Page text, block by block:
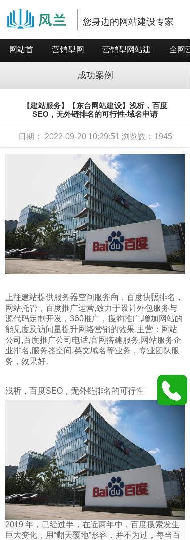
您身边的网站建设专家
网站首 营销型网 营销型网站建 全网
成功案例
【建站服务】【东台网站建设】浅析，百度
SEO，无外链排名的可行性-域名申请
日期： 2022-09-20 10:29:51 浏览数：1945
上往建站提供服务器空间服务商 ， 百度快照排名 ，
网站托管 ， 百度推广运营,致力于设计外包服务与
源代码定制开发 ， 360推广 ， 搜狗推广,增加网站的
能见度及访问量提升网络营销的效果,主营： 网站
公司 ,百度推广公司电话,官网搭建服务,网站服务企
业排名,服务器空间,英文域名等业务，专业团队服
务，效果好。
浅析，百度SEO，无外链排名的可行性
2019 年，已经过半，在近两年中，百度搜索发生
巨大变化，用“翻天覆地”形容，并不为过，每当百